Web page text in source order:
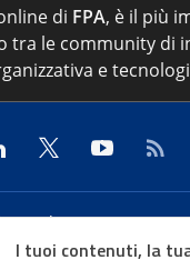
di FPA, è il più
le community di
e
67/d – 00154 Roma
I tuoi contenuti, la